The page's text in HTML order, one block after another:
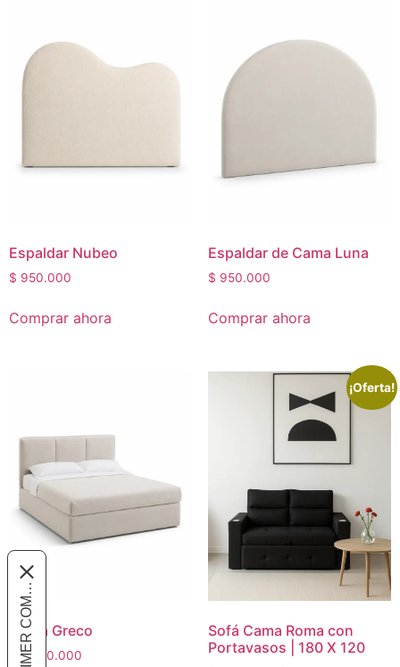
Espaldar Nubeo
$ 950.000
Comprar ahora
Espaldar de Cama Luna
$ 950.000
Comprar ahora
Cama Greco
2.800.000
¡Oferta!
Sofá Cama Roma con
Portavasos | 180 X 120